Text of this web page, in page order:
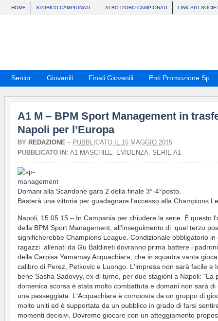
HOME STORICO CAMPIONATI ALBO D’ORO CAMPIONATI LINK SITI
Senior Giovanili Finali Giovanili Enti Promozione Sp.
A1 M – BPM Sport Management in
Napoli per l’Europa
BY REDAZIONE – PUBBLICATO IL 15 MAGGIO 2015
PUBBLICATO IN: A1 MASCHILE, EVIDENZA, SERIE A1
Domani alla Scandone gara 2 della finale 3°-4°posto.
Basterà una vittoria per guadagnare l'accesso alla Champions
Napoli, 15.05.15 – In Campania per chiudere la serie. È questo
della BPM Sport Management, all'inseguimento di quel terzo
significherebbe Champions League. Condizionale obbligatorio in
ragazzi allenati da Gu Baldineti dovranno prima battere i
della Carpisa Yamamay Acquachiara, che in squadra vanta
calibro di Perez, Petkovic e Luongo. L'impresa non sarà facile e
bene Sasha Sadovyy, ex di turno, per due stagioni a Napoli: "La
domenica scorsa è stata molto combattuta e domani non sarà di
una passeggiata. L'Acquachiara è composta da un gruppo di
molto uniti ed è supportata da un pubblico in grado di farsi
momenti decisivi. Dovremo giocare con un atteggiamento